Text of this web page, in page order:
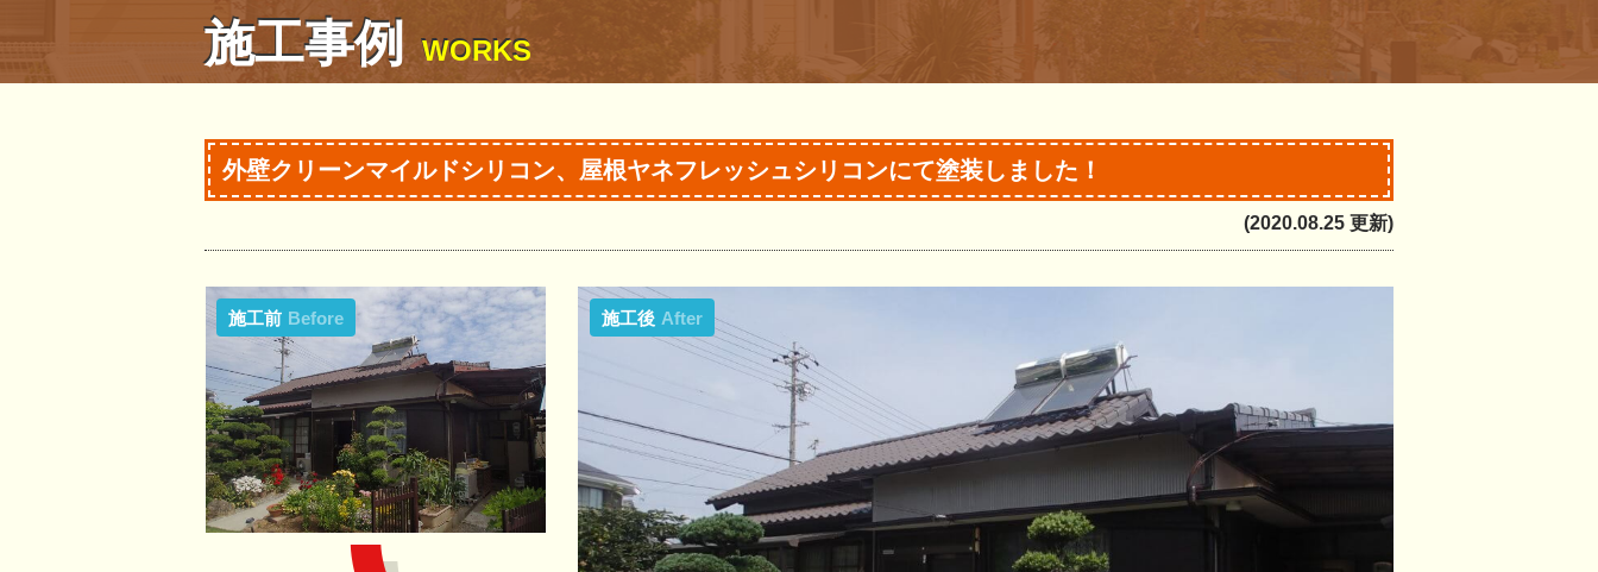
施工事例 WORKS
外壁クリーンマイルドシリコン、屋根ヤネフレッシュシリコンにて塗装しました！
(2020.08.25 更新)
施工後 After
施工前 Before